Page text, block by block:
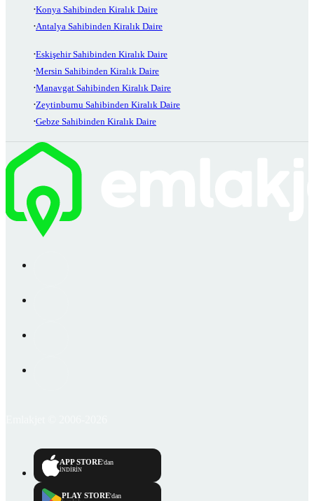
Konya Sahibinden Kiralık Daire
Antalya Sahibinden Kiralık Daire
Eskişehir Sahibinden Kiralık Daire
Mersin Sahibinden Kiralık Daire
Manavgat Sahibinden Kiralık Daire
Zeytinburnu Sahibinden Kiralık Daire
Gebze Sahibinden Kiralık Daire
APP STORE'dan
İNDİRİN
PLAY STORE'dan